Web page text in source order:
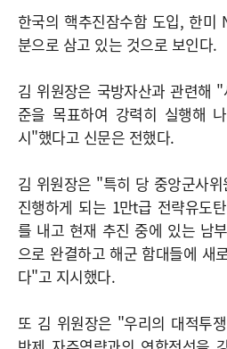
한국의 핵추진잠수함 도입, 한미
분으로 삼고 있는 것으로 보인다.
김 위원장은 국방자산과 관련해
준을 목표하여 강력히 실행해
시"했다고 신문은 전했다.
김 위원장은 "특히 당 중앙군사
진행하게 되는 1만t급 전략유도
를 내고 현재 추진 중에 있는 남
으로 완결하고 해군 함대들에 새
다"고 지시했다.
또 김 위원장은 "우리의 대적투